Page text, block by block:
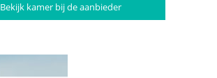
Bekijk kamer bij de aanbieder